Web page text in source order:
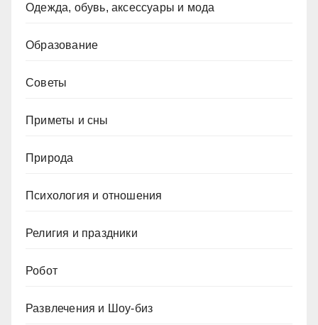
Одежда, обувь, аксессуары и мода
Образование
Советы
Приметы и сны
Природа
Психология и отношения
Религия и праздники
Робот
Развлечения и Шоу-биз